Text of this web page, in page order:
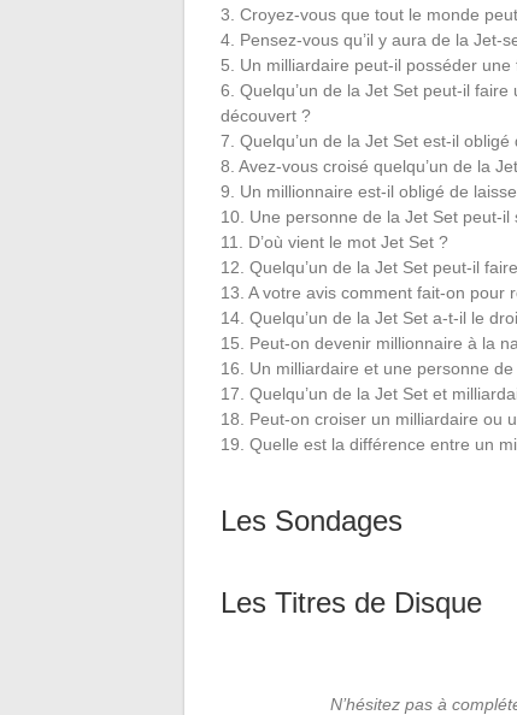
3. Croyez-vous que tout le monde
4. Pensez-vous qu’il y aura de la Jet-
5. Un milliardaire peut-il posséder
6. Quelqu’un de la Jet Set peut-il
découvert ?
7. Quelqu’un de la Jet Set est-il
8. Avez-vous croisé quelqu’un de la
9. Un millionnaire est-il obligé de
10. Une personne de la Jet Set peut-
11. D’où vient le mot Jet Set ?
12. Quelqu’un de la Jet Set peut-il
13. A votre avis comment fait-on pour
14. Quelqu’un de la Jet Set a-t-il le
15. Peut-on devenir millionnaire à la
16. Un milliardaire et une personne
17. Quelqu’un de la Jet Set et
18. Peut-on croiser un milliardaire ou
19. Quelle est la différence entre un
Les Sondages
Les Titres de Disque
N’hésitez pas à